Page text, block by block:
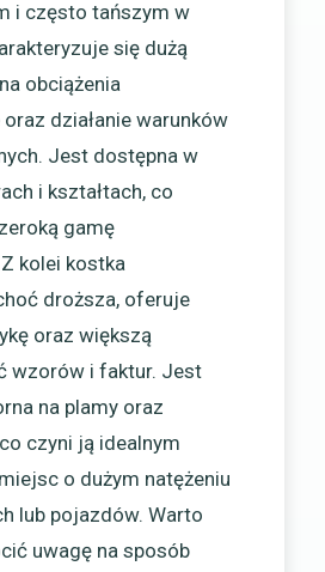
i często tańszym w
się dużą
obciążenia
działanie warunków
Jest dostępna w
i kształtach, co
gamę
kolei kostka
droższa, oferuje
oraz większą
wzorów i faktur. Jest
na plamy oraz
czyni ją idealnym
o dużym natężeniu
lub pojazdów. Warto
uwagę na sposób